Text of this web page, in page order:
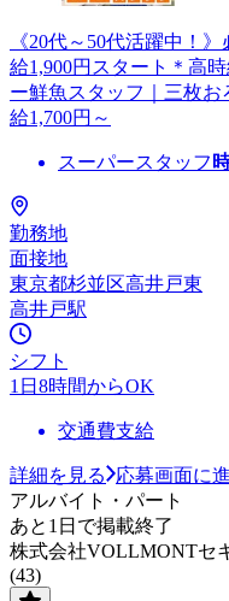
《20代～50代活躍中！
給1,900円スタート＊高
ー鮮魚スタッフ｜三枚
給1,700円～
スーパースタッフ
勤務地
面接地
東京都杉並区高井戸東
高井戸駅
シフト
1日8時間からOK
交通費支給
詳細を見る
応募画面に
アルバイト・パート
あと1日で掲載終了
株式会社VOLLMONTセ
(43)